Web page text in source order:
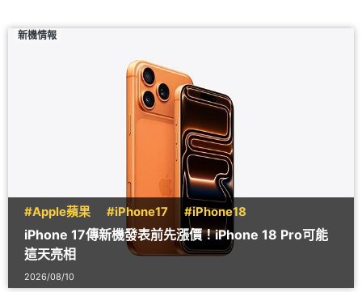
新機情報
#Apple蘋果 #iPhone17 #iPhone18
iPhone 17傳新機發表前先漲價！iPhone 18 Pro可能
這天亮相
2026/08/10